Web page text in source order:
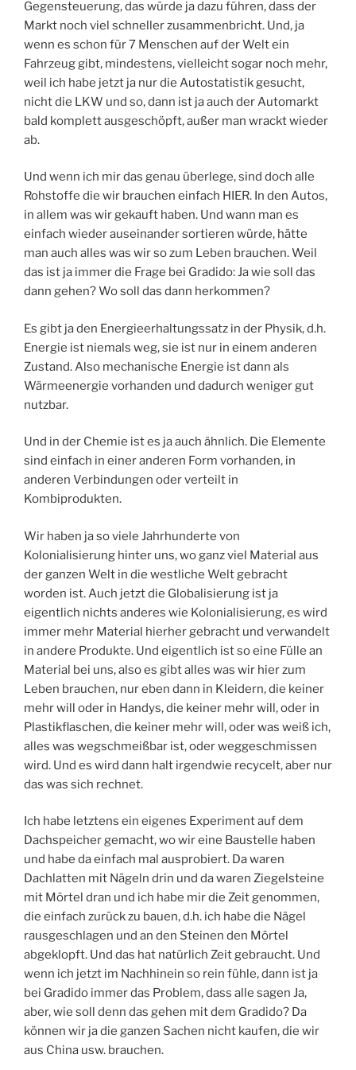
Gegensteuerung, das würde ja dazu führen, dass der
Markt noch viel schneller zusammenbricht. Und, ja
wenn es schon für 7 Menschen auf der Welt ein
Fahrzeug gibt, mindestens, vielleicht sogar noch mehr,
weil ich habe jetzt ja nur die Autostatistik gesucht,
nicht die LKW und so, dann ist ja auch der Automarkt
bald komplett ausgeschöpft, außer man wrackt wieder
ab.
Und wenn ich mir das genau überlege, sind doch alle
Rohstoffe die wir brauchen einfach HIER. In den Autos,
in allem was wir gekauft haben. Und wann man es
einfach wieder auseinander sortieren würde, hätte
man auch alles was wir so zum Leben brauchen. Weil
das ist ja immer die Frage bei Gradido: Ja wie soll das
dann gehen? Wo soll das dann herkommen?
Es gibt ja den Energieerhaltungssatz in der Physik, d.h.
Energie ist niemals weg, sie ist nur in einem anderen
Zustand. Also mechanische Energie ist dann als
Wärmeenergie vorhanden und dadurch weniger gut
nutzbar.
Und in der Chemie ist es ja auch ähnlich. Die Elemente
sind einfach in einer anderen Form vorhanden, in
anderen Verbindungen oder verteilt in
Kombiprodukten.
Wir haben ja so viele Jahrhunderte von
Kolonialisierung hinter uns, wo ganz viel Material aus
der ganzen Welt in die westliche Welt gebracht
worden ist. Auch jetzt die Globalisierung ist ja
eigentlich nichts anderes wie Kolonialisierung, es wird
immer mehr Material hierher gebracht und verwandelt
in andere Produkte. Und eigentlich ist so eine Fülle an
Material bei uns, also es gibt alles was wir hier zum
Leben brauchen, nur eben dann in Kleidern, die keiner
mehr will oder in Handys, die keiner mehr will, oder in
Plastikflaschen, die keiner mehr will, oder was weiß ich,
alles was wegschmeißbar ist, oder weggeschmissen
wird. Und es wird dann halt irgendwie recycelt, aber nur
das was sich rechnet.
Ich habe letztens ein eigenes Experiment auf dem
Dachspeicher gemacht, wo wir eine Baustelle haben
und habe da einfach mal ausprobiert. Da waren
Dachlatten mit Nägeln drin und da waren Ziegelsteine
mit Mörtel dran und ich habe mir die Zeit genommen,
die einfach zurück zu bauen, d.h. ich habe die Nägel
rausgeschlagen und an den Steinen den Mörtel
abgeklopft. Und das hat natürlich Zeit gebraucht. Und
wenn ich jetzt im Nachhinein so rein fühle, dann ist ja
bei Gradido immer das Problem, dass alle sagen Ja,
aber, wie soll denn das gehen mit dem Gradido? Da
können wir ja die ganzen Sachen nicht kaufen, die wir
aus China usw. brauchen.